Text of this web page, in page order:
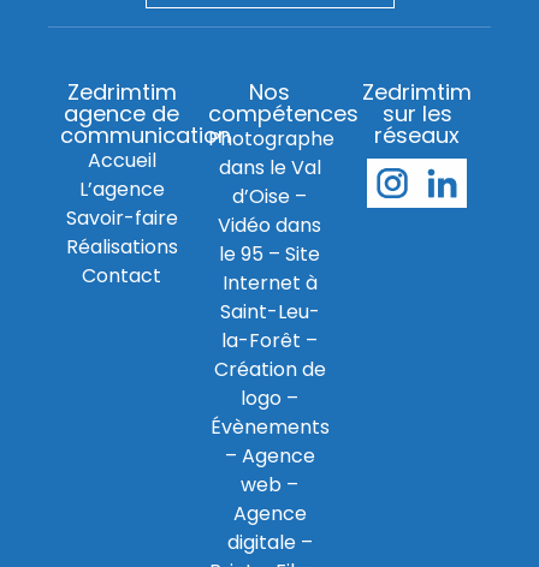
Zedrimtim
agence de
communication
Accueil
L’agence
Savoir-faire
Réalisations
Contact
Nos
compétences
Photographe
dans le Val
d’Oise –
Vidéo dans
le 95 – Site
Internet à
Saint-Leu-
la-Forêt –
Création de
logo –
Évènements
– Agence
web –
Agence
digitale–
Zedrimtim
sur les
réseaux